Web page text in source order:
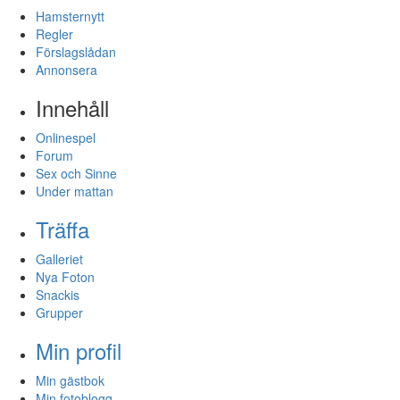
Hamsternytt
Regler
Förslagslådan
Annonsera
Innehåll
Onlinespel
Forum
Sex och Sinne
Under mattan
Träffa
Galleriet
Nya Foton
Snackis
Grupper
Min profil
Min gästbok